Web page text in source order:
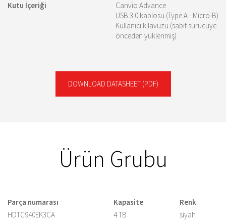
Kutu İçeriği
Canvio Advance
USB 3.0 kablosu (Type A - Micro-B)
Kullanıcı kılavuzu (sabit sürücüye
önceden yüklenmiş)
DOWNLOAD DATASHEET (PDF)
Ürün Grubu
Parça numarası Kapasite
Renk
HDTC940EK3CA
4 TB
siyah